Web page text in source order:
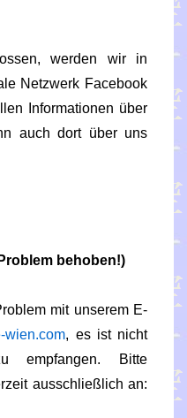
werden wir in
Netzwerk Facebook
Informationen über
auch dort über uns
behoben!)
mit unserem E-
wien.com, es ist nicht
empfangen. Bitte
ausschließlich an: